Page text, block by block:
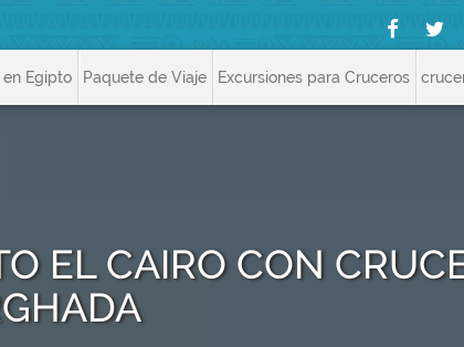
en Egipto Paquete de Viaje Excursiones para Cruceros
EL CAIRO CON